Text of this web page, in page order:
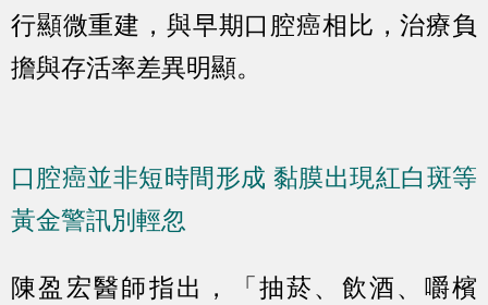
行顯微重建，與早期口腔癌相比，治療負
擔與存活率差異明顯。
口腔癌並非短時間形成 黏膜出現紅白斑等
黃金警訊別輕忽
陳盈宏醫師指出，「抽菸、飲酒、嚼檳